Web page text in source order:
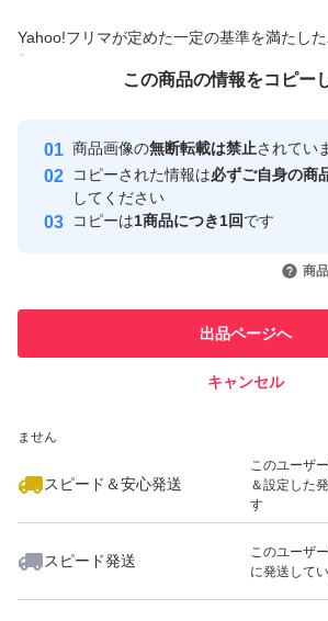
Yahoo!フリマが定めた一定の基準を満たし
付与しています
安心取引出品者
心・安全な
取引実績
引を完了さ
での取引実
ません
スピード＆安心発送
このユーザ
＆設定した
す
スピード発送
このユーザ
に発送して
この商品の情報をコピー
商品画像の無断転載は禁止されてい
コピーされた情報は必ずご自身の商
してください
コピーは1商品につき1回です
商
出品ページへ
キャンセル
この商品をみている人にオススメ